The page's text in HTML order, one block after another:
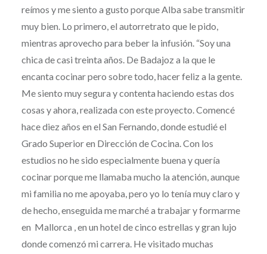
reímos y me siento a gusto porque Alba sabe transmitir
muy bien. Lo primero, el autorretrato que le pido,
mientras aprovecho para beber la infusión. “Soy una
chica de casi treinta años. De Badajoz a la que le
encanta cocinar pero sobre todo, hacer feliz a la gente.
Me siento muy segura y contenta haciendo estas dos
cosas y ahora, realizada con este proyecto. Comencé
hace diez años en el San Fernando, donde estudié el
Grado Superior en Dirección de Cocina. Con los
estudios no he sido especialmente buena y quería
cocinar porque me llamaba mucho la atención, aunque
mi familia no me apoyaba, pero yo lo tenía muy claro y
de hecho, enseguida me marché a trabajar y formarme
en Mallorca , en un hotel de cinco estrellas y gran lujo
donde comenzó mi carrera. He visitado muchas